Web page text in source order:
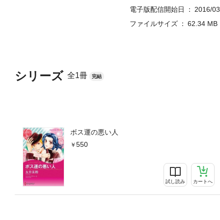
シリーズ 全1冊 完結
ボス運の悪い人
550
試し読み カートへ
電子版配信開始日
2016/
ファイルサイズ
62.34 MB